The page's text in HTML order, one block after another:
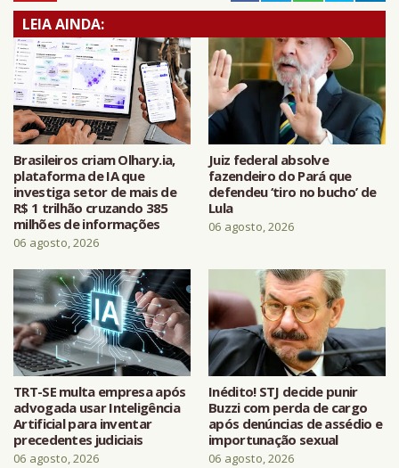
LEIA AINDA:
Brasileiros criam Olhary.ia,
plataforma de IA que
investiga setor de mais de
R$ 1 trilhão cruzando 385
milhões de informações
06 agosto, 2026
Juiz federal absolve
fazendeiro do Pará que
defendeu ‘tiro no bucho’ de
Lula
06 agosto, 2026
TRT-SE multa empresa após
advogada usar Inteligência
Artificial para inventar
precedentes judiciais
06 agosto, 2026
Inédito! STJ decide punir
Buzzi com perda de cargo
após denúncias de assédio e
importunação sexual
06 agosto, 2026